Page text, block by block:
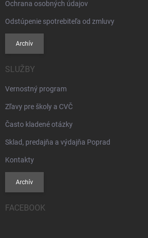
Ochrana osobných údajov
Odstúpenie spotrebiteľa od zmluvy
Archív
SLUŽBY
Vernostný program
Zľavy pre školy a CVČ
Často kladené otázky
Sklad, predajňa a výdajňa Poprad
Kontakty
Archív
FACEBOOK